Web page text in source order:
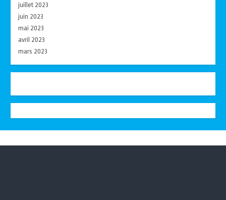
juillet 2023
juin 2023
mai 2023
avril 2023
mars 2023